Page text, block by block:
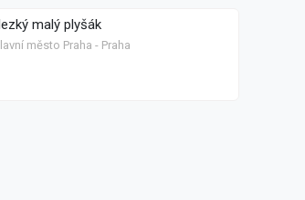
malý plyšák
město Praha - Praha